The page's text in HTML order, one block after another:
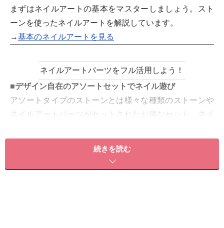
まずはネイルアートの基本をマスターしましょう。スト
ーンを使ったネイルアートを解説しています。
→基本のネイルアートを見る
ネイルアートパーツをフル活用しよう！
■デザイン自在のアソートセットでネイル遊び
アソートタイプのストーンとは様々な種類のストーンや
ネイルアートパーツがセットされたお得なセット。ネイ
ネイルアートレシピを見る
続きを読む